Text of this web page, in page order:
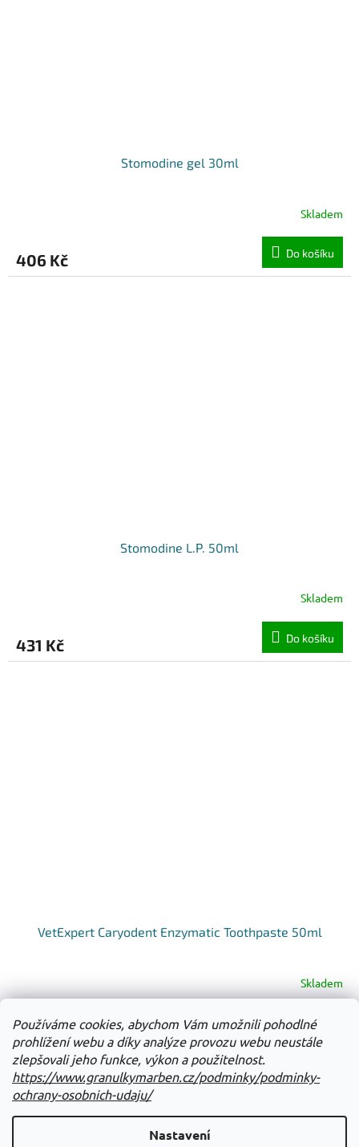
Používáme cookies, abychom Vám umožnili pohodlné
prohlížení webu a díky analýze provozu webu neustále
zlepšovali jeho funkce, výkon a použitelnost.
https://www.granulkymarben.cz/podminky/podminky-
ochrany-osobnich-udaju/
Nastavení
Stomodine gel 30ml
Skladem
406 Kč Do košíku
Stomodine L.P. 50ml
Skladem
431 Kč Do košíku
VetExpert Caryodent Enzymatic Toothpaste 50ml
Skladem
267 Kč Do košíku
O
v
á
d
12 položek celkem
Vytvořil Shoptet